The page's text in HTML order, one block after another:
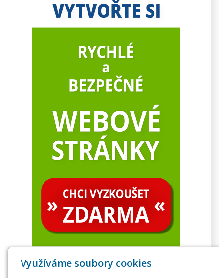
Využíváme soubory cookies